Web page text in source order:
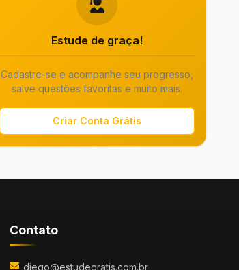
Estude de graça!
Cadastre-se e acompanhe seu progresso,
salve questões favoritas e muito mais.
Criar Conta Grátis
Contato
diego@estudegratis.com.br